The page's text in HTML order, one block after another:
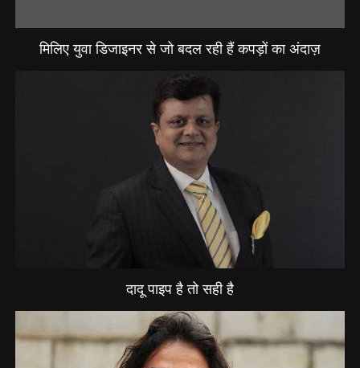
मिलिए युवा डिजाइनर से जो बदल रही हैं कपड़ों का अंदाज़
दादू पाइप है तो सही है